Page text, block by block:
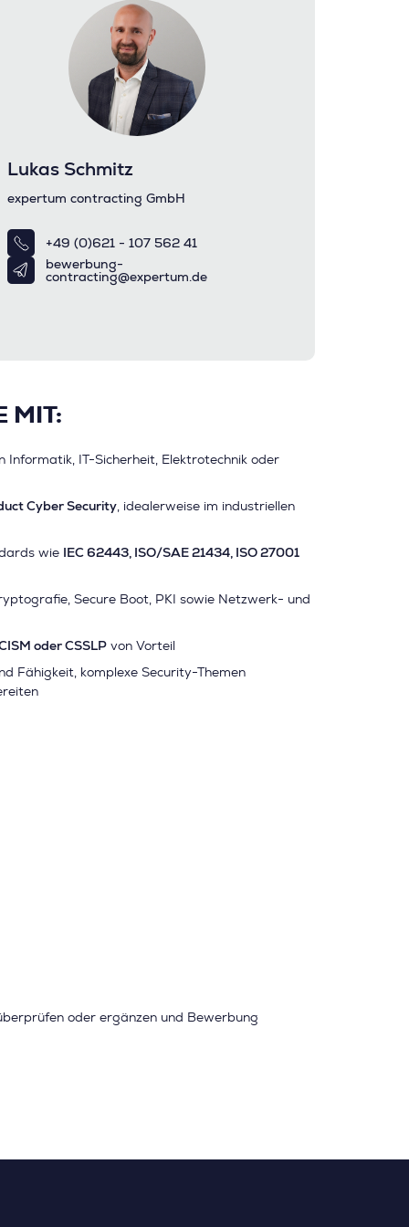
Lukas Schmitz
expertum contracting GmbH
+49 (0)621 - 107 562 41
bewerbung-
contracting@expertum.de
MIT:
Informatik, IT-Sicherheit, Elektrotechnik oder
Cyber Security, idealerweise im industriellen
wie IEC 62443, ISO/SAE 21434, ISO 27001
Secure Boot, PKI sowie Netzwerk- und
oder CSSLP von Vorteil
Fähigkeit, komplexe Security-Themen
oder ergänzen und Bewerbung